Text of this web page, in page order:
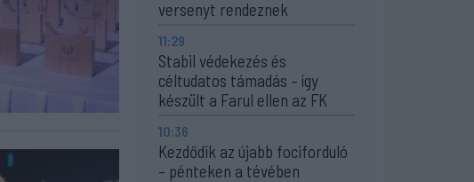
versenyt rendeznek
11:29
Stabil védekezés és
céltudatos támadás – így
készült a Farul ellen az FK
10:36
Kezdődik az újabb fociforduló
– pénteken a tévében